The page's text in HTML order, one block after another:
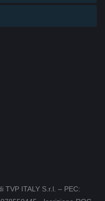
TVP ITALY S.r.l. – PEC: